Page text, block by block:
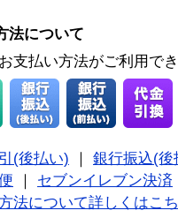
法について
支払い方法がご利用で
(後払い)
銀行振込(後
セブンイレブン決済
法について詳しくはこ